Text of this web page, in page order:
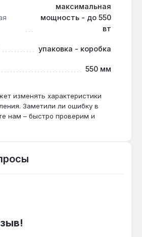
сверла с твердосплавным
сверла подходит для
свёрл для
максимальная
мощность - до 550
вт
упаковка - коробка
550 мм
изменять характеристики
Заметили ли ошибку в
нам – быстро проверим и